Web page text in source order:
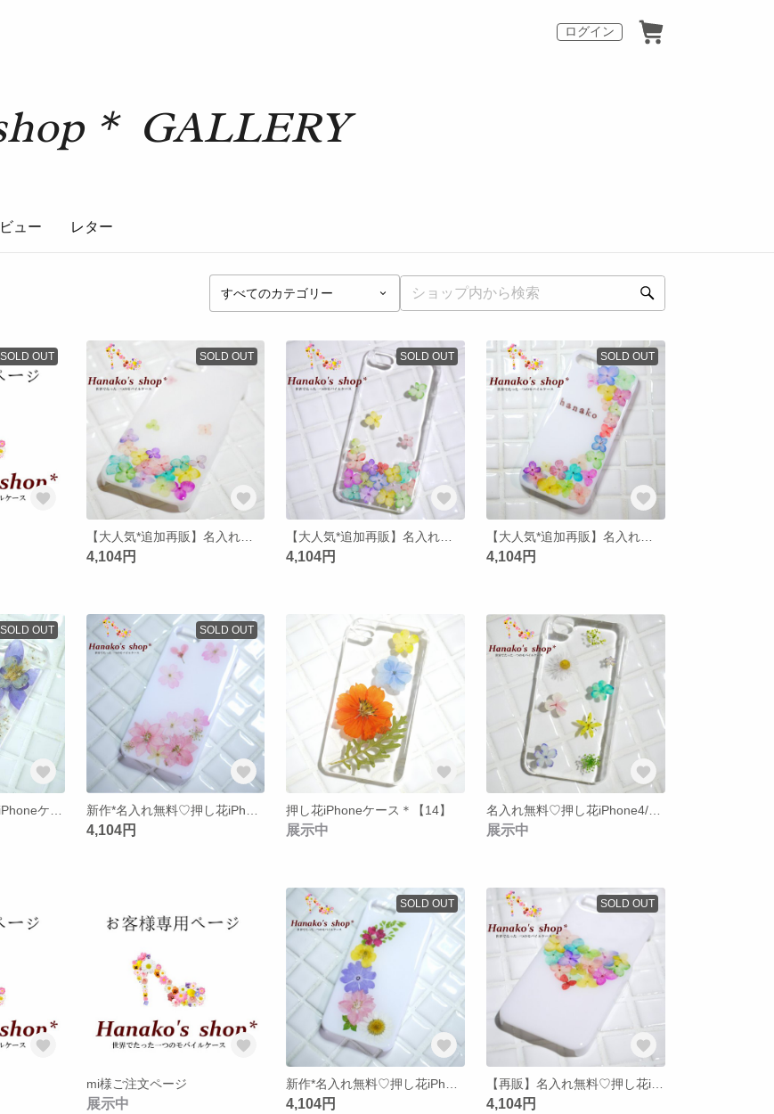
ログイン
＊ GALLERY
ュー レター
SOLD OUT SOLD OUT
【大人気*追加再販】名入れ無料♡押し花 iPhone5/5s/5c/4/4s ケース【1/ホワイト】
4,104円
SOLD OUT
4,104円
SOLD OUT
4,104円
SOLD OUT SOLD OUT
4,104円
押し花iPhoneケース＊【14】
展示中 展示中
mi様ご注文ページ
展示中
SOLD OUT
4,104円
SOLD OUT
4,104円